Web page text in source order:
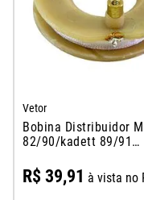
Vetor
Bobina Distribuidor
82/90/kadett 89/91
R$ 39,91 à vista no